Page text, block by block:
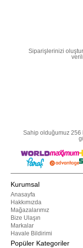
Siparişlerinizi
Sahip olduğumuz 256
Kurumsal
Anasayfa
Hakkımızda
Mağazalarımız
Bize Ulaşın
Markalar
Havale Bildirimi
Popüler Kategoriler